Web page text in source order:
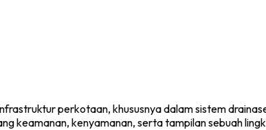
perkotaan, khususnya dalam sistem
keamanan, kenyamanan, serta tampilan sebuah